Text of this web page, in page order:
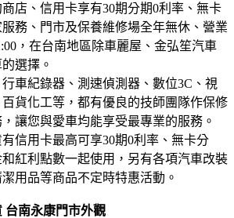
店、信用卡享有30期分期0利率、無卡
務、門市及保養維修場全年無休、營業
，在台南地區除車麗屋、金弘笙汽車
選擇。
車紀錄器、測速偵測器、數位3C、視
貨化工等，都有優良的技師團隊作保修
讓您與愛車均能享受最專業的服務。
信用卡最高可享30期0利率、無卡分
紅利點數一起使用，另有各項汽車改裝
用品等商品不定時特惠活動。
台南永康門市外觀